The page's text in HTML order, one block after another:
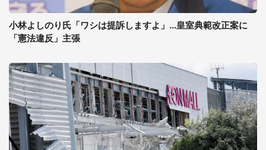
小林よしのり氏「ワシは提訴しますよ」...皇室典範改正案に
「憲法違反」主張